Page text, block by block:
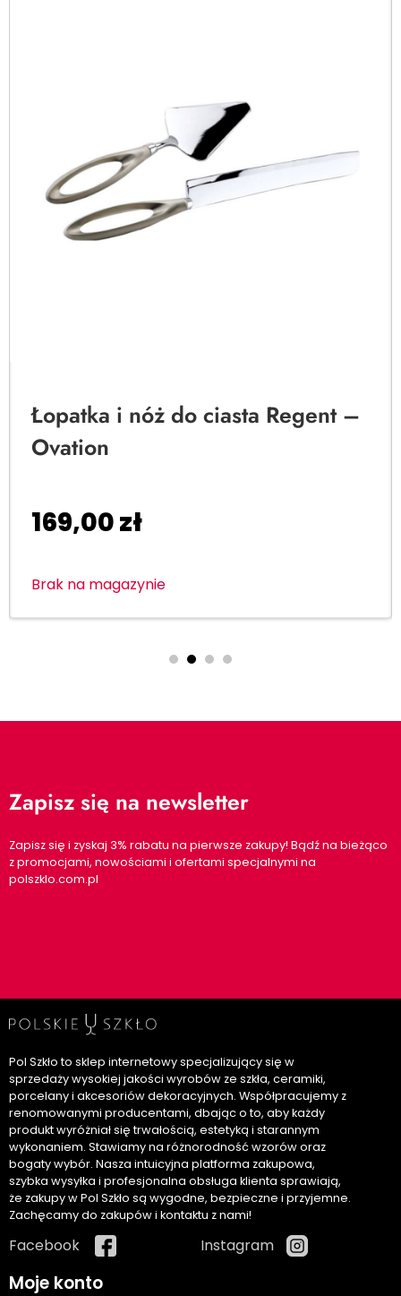
Łopatka i nóż do ciasta Regent –
Ovation
169,00zł
Brak na magazynie
Zapisz się na newsletter
Zapisz się i zyskaj 3% rabatu na pierwsze zakupy! Bądź na bieżąco
z promocjami, nowościami i ofertami specjalnymi na
polszklo.com.pl
Pol Szkło to sklep internetowy specjalizujący się w
sprzedaży wysokiej jakości wyrobów ze szkła, ceramiki,
porcelany i akcesoriów dekoracyjnych. Współpracujemy z
renomowanymi producentami, dbając o to, aby każdy
produkt wyróżniał się trwałością, estetyką i starannym
wykonaniem. Stawiamy na różnorodność wzorów oraz
bogaty wybór. Nasza intuicyjna platforma zakupowa,
szybka wysyłka i profesjonalna obsługa klienta sprawiają,
że zakupy w Pol Szkło są wygodne, bezpieczne i przyjemne.
Zachęcamy do zakupów i kontaktu z nami!
Facebook Instagram
Moje konto